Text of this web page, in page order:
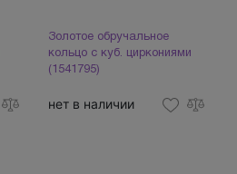
Золотое обручальное
кольцо с куб. циркониями
(1541795)
нет в наличии